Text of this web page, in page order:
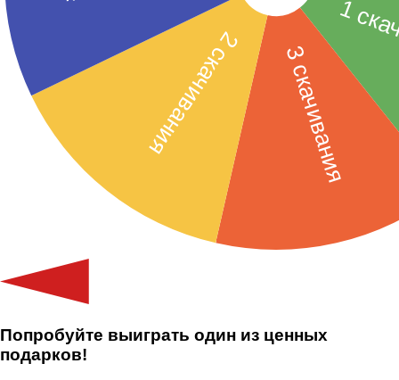
Попробуйте выиграть один из ценных
подарков!